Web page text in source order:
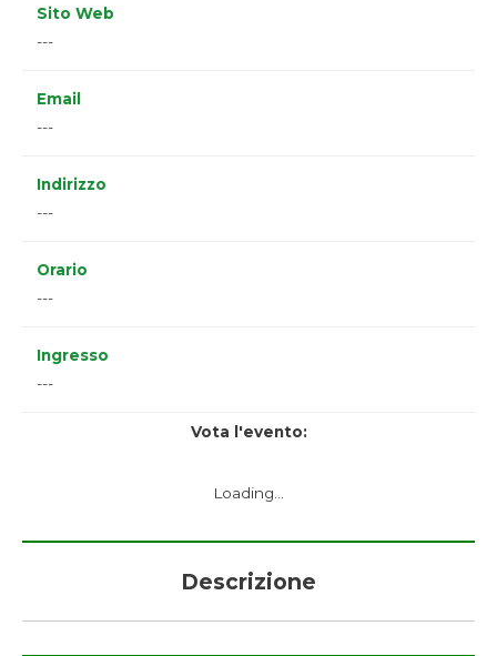
Sito Web
---
Email
---
Indirizzo
---
Orario
---
Ingresso
---
Vota l'evento:
Loading...
Descrizione